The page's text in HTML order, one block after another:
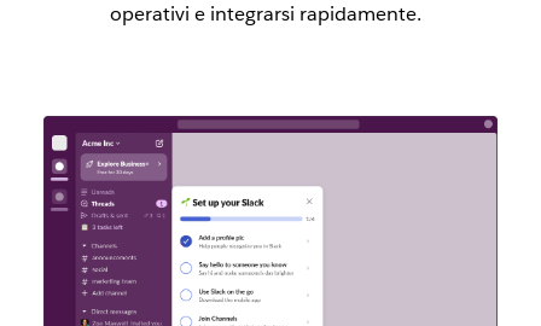
operativi e integrarsi rapidamente.